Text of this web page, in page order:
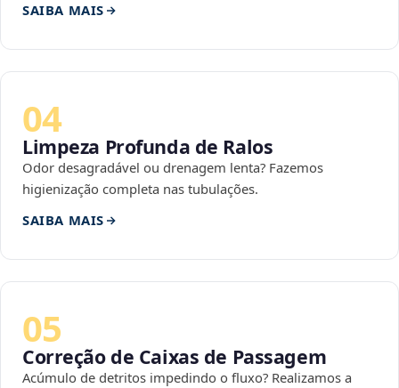
SAIBA MAIS
04
Limpeza Profunda de Ralos
Odor desagradável ou drenagem lenta? Fazemos
higienização completa nas tubulações.
SAIBA MAIS
05
Correção de Caixas de Passagem
Acúmulo de detritos impedindo o fluxo? Realizamos a